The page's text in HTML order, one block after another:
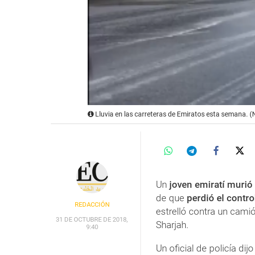
Lluvia en las carreteras de Emiratos esta semana.
REDACCIÓN
31 DE OCTUBRE DE 2018,
9:40
Un joven emiratí murió
de que perdió el
estrelló contra un
Sharjah.
Un oficial de policía